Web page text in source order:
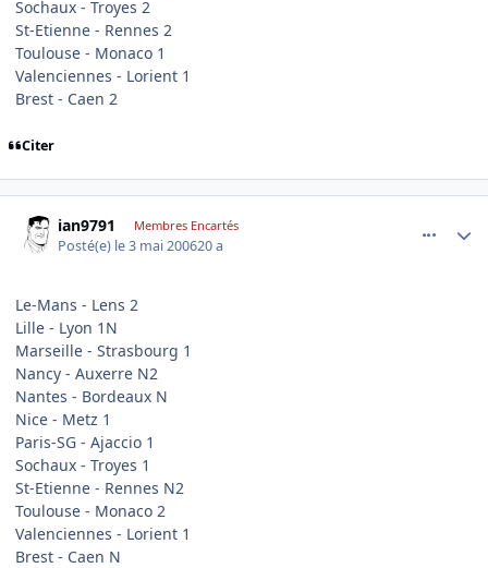
Sochaux - Troyes 2
St-Etienne - Rennes 2
Toulouse - Monaco 1
Valenciennes - Lorient 1
Brest - Caen 2
Citer
ian9791 Membres Encartés
Posté(e) le 3 mai 200620 a
Le-Mans - Lens 2
Lille - Lyon 1N
Marseille - Strasbourg 1
Nancy - Auxerre N2
Nantes - Bordeaux N
Nice - Metz 1
Paris-SG - Ajaccio 1
Sochaux - Troyes 1
St-Etienne - Rennes N2
Toulouse - Monaco 2
Valenciennes - Lorient 1
Brest - Caen N